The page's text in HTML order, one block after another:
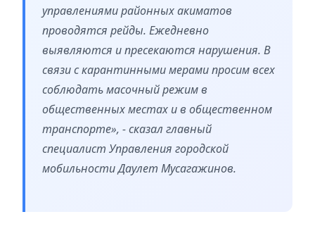
управлениями районных акиматов
проводятся рейды. Ежедневно
выявляются и пресекаются нарушения. В
связи с карантинными мерами просим всех
соблюдать масочный режим в
общественных местах и в общественном
транспорте», - сказал главный
специалист Управления городской
мобильности Даулет Мусагажинов.